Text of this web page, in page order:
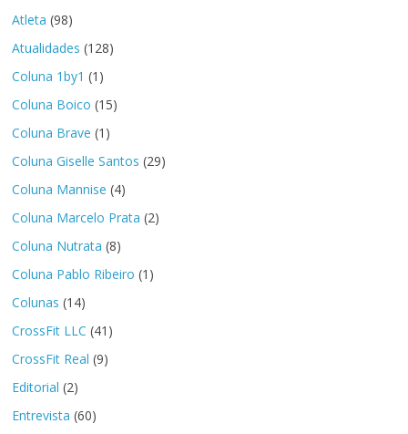
Atleta (98)
Atualidades (128)
Coluna 1by1 (1)
Coluna Boico (15)
Coluna Brave (1)
Coluna Giselle Santos (29)
Coluna Mannise (4)
Coluna Marcelo Prata (2)
Coluna Nutrata (8)
Coluna Pablo Ribeiro (1)
Colunas (14)
CrossFit LLC (41)
CrossFit Real (9)
Editorial (2)
Entrevista (60)